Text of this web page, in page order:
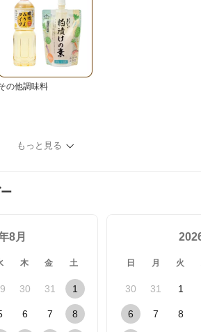
の他調味料
もっと見る
8月
木 金 土
30 31 1
6 7 8
日 月 火
30 31 1
6 7 8